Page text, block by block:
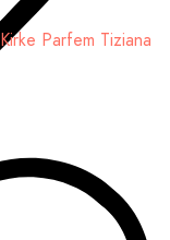
Kirke Parfem Tiziana